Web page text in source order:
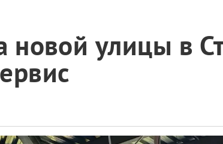
новой улицы в